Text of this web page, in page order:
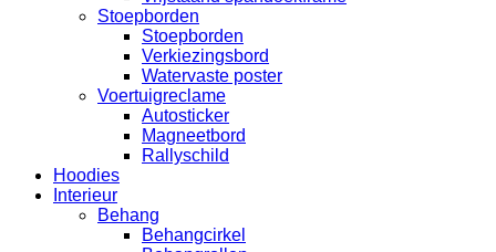
Stoepborden
Stoepborden
Verkiezingsbord
Watervaste poster
Voertuigreclame
Autosticker
Magneetbord
Rallyschild
Hoodies
Interieur
Behang
Behangcirkel